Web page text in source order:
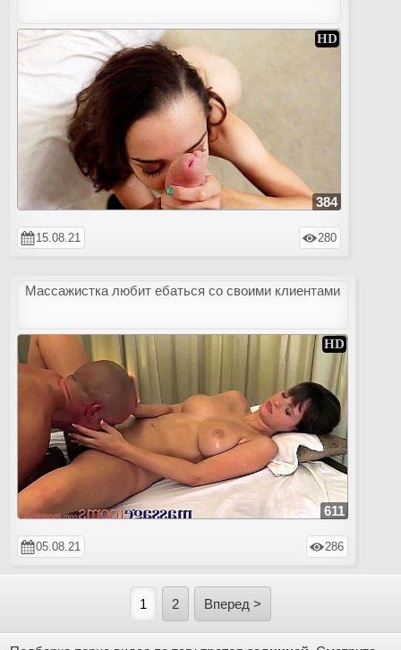
384
15.08.21 280
Массажистка любит ебаться со своими клиентами
611
05.08.21 286
1 2 Вперед >